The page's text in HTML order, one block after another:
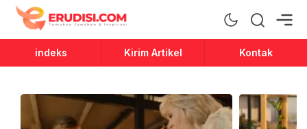
Erudisi
Temukan Jawaban dan Inspirasi
indeks Kirim Artikel Kontak